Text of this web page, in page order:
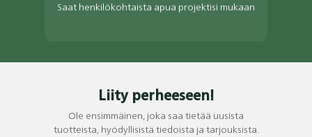
Saat henkilökohtaista apua projektisi mukaan
Liity perheeseen!
Ole ensimmäinen, joka saa tietää uusista
tuotteista, hyödyllisistä tiedoista ja tarjouksista.